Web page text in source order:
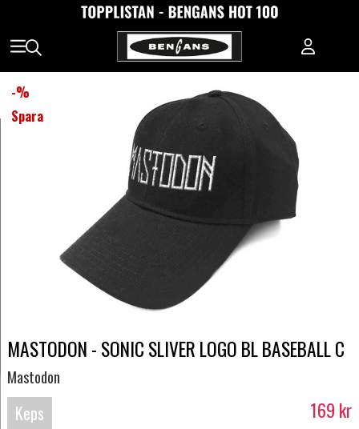
-%
Spara
MASTODON - SONIC SLIVER LOGO BL BASEBALL C
Mastodon
Keps 169 kr